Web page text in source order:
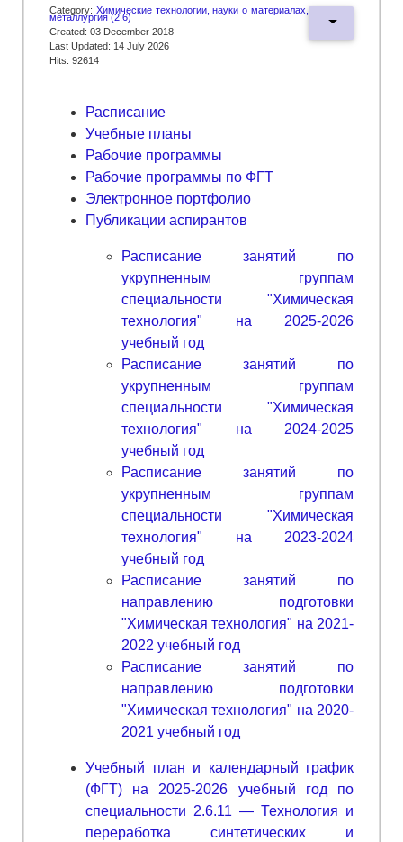
Category: Химические технологии, науки о материалах,
металлургия (2.6)
Created: 03 December 2018
Last Updated: 14 July 2026
Hits: 92615
Расписание
Учебные планы
Рабочие программы
Рабочие программы по ФГТ
Электронное портфолио
Публикации аспирантов
Расписание занятий по
укрупненным группам
специальности "Химическая
технология" на 2025-2026
учебный год
Расписание занятий по
укрупненным группам
специальности "Химическая
технология" на 2024-2025
учебный год
Расписание занятий по
укрупненным группам
специальности "Химическая
технология" на 2023-2024
учебный год
Расписание занятий по
направлению подготовки
"Химическая технология" на 2021-
2022 учебный год
Расписание занятий по
направлению подготовки
"Химическая технология" на 2020-
2021 учебный год
Учебный план и календарный график
(ФГТ) на 2025-2026 учебный год по
специальности 2.6.11 — Технология и
переработка синтетических и